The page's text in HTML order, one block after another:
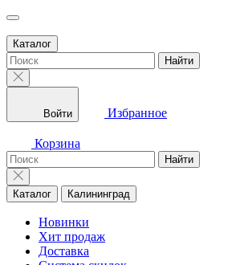
Каталог
Найти
Войти Избранное
Корзина
Найти
Каталог Калининград
Новинки
Хит продаж
Доставка